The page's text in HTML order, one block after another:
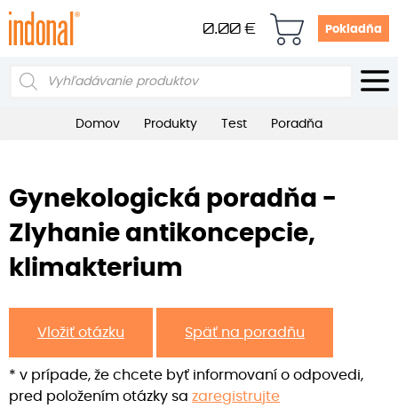
0.00 € Pokladňa
Products
Domov Produkty Test Poradňa
Gynekologická poradňa -
Zlyhanie antikoncepcie,
klimakterium
Vložiť otázku Späť na poradňu
* v prípade, že chcete byť informovaní o odpovedi,
pred položením otázky sa zaregistrujte